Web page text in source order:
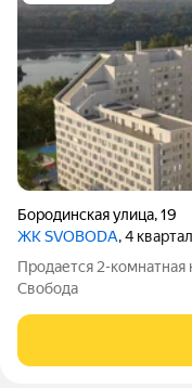
Бородинская улица,19
ЖК SVOBODA, 4
Продается 2-
Свобода